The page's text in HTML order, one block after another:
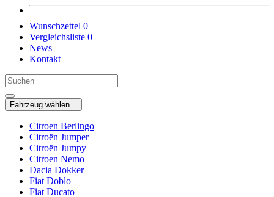
Wunschzettel 0
Vergleichsliste 0
News
Kontakt
Fahrzeug wählen...
Citroen Berlingo
Citroën Jumper
Citroën Jumpy
Citroen Nemo
Dacia Dokker
Fiat Doblo
Fiat Ducato